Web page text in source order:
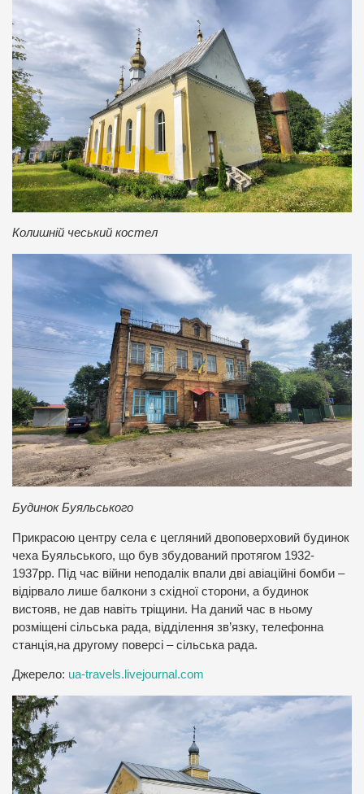
Колишній чеський костел
Будинок Буяльського
Прикрасою центру села є цегляний двоповерховий будинок
чеха Буяльського, що був збудований протягом 1932-
1937рр. Під час війни неподалік впали дві авіаційні бомби –
відірвало лише балкони з східної сторони, а будинок
вистояв, не дав навіть тріщини. На даний час в ньому
розміщені сільська рада, відділення зв’язку, телефонна
станція,на другому поверсі – сільська рада.
Джерело: ua-travels.livejournal.com